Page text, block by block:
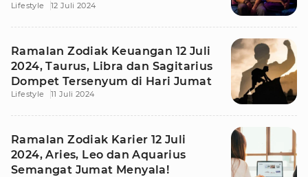
Lifestyle 12 Juli 2024
Ramalan Zodiak Keuangan 12 Juli
2024, Taurus, Libra dan Sagitarius
Dompet Tersenyum di Hari Jumat
Lifestyle 11 Juli 2024
Ramalan Zodiak Karier 12 Juli
2024, Aries, Leo dan Aquarius
Semangat Jumat Menyala!